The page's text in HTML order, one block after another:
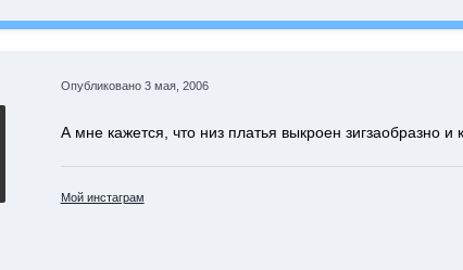
Опубликовано 3 мая, 2006
А мне кажется, что низ платья выкроен зигзаобразно
Мой инстаграм